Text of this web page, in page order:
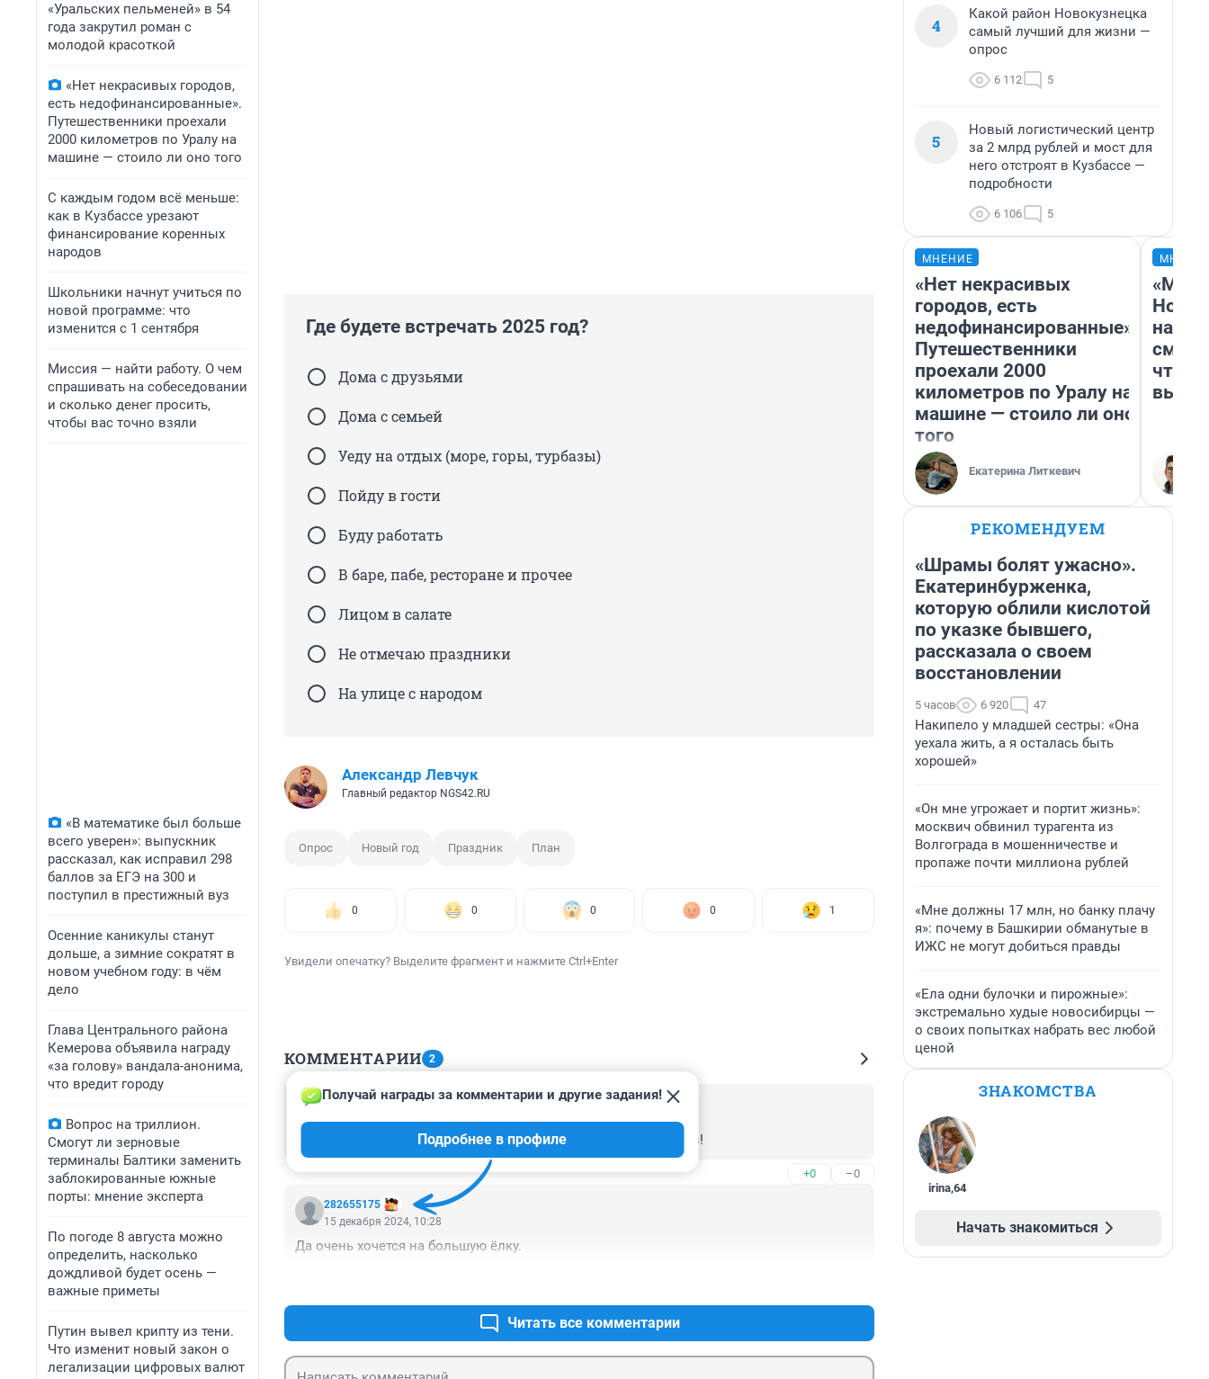
«Уральских пельменей» в 54
года закрутил роман с
молодой красоткой
«Нет некрасивых городов,
есть недофинансированные».
Путешественники проехали
2000 километров по Уралу на
машине — стоило ли оно того
С каждым годом всё меньше:
как в Кузбассе урезают
финансирование коренных
народов
Школьники начнут учиться по
новой программе: что
изменится с 1 сентября
Миссия — найти работу. О чем
спрашивать на собеседовании
и сколько денег просить,
чтобы вас точно взяли
«В математике был больше
всего уверен»: выпускник
рассказал, как исправил 298
баллов за ЕГЭ на 300 и
поступил в престижный вуз
Осенние каникулы станут
дольше, а зимние сократят в
новом учебном году: в чём
дело
Глава Центрального района
Кемерова объявила награду
«за голову» вандала-анонима,
что вредит городу
Вопрос на триллион.
Смогут ли зерновые
терминалы Балтики заменить
заблокированные южные
порты: мнение эксперта
По погоде 8 августа можно
определить, насколько
дождливой будет осень —
важные приметы
Путин вывел крипту из тени.
Что изменит новый закон о
легализации цифровых валют
Где будете встречать 2025 год?
Дома с друзьями
Дома с семьей
Уеду на отдых (море, горы, турбазы)
Пойду в гости
Буду работать
В баре, пабе, ресторане и прочее
Лицом в салате
Не отмечаю праздники
На улице с народом
Александр Левчук
Главный редактор NGS42.RU
Опрос Новый год Праздник План
0 0 0 0 1
Увидели опечатку? Выделите фрагмент и нажмите Ctrl+Enter
КОММЕНТАРИИ 2
Гость
Лучший подарок на Новый год - счастливые лица домочадцев!
+0 –0
282655175
Получай награды за комментарии и другие задания!
Подробнее в профиле
15 декабря 2024, 10:28
Да очень хочется на большую ёлку.
Читать все комментарии
4
Какой район Новокузнецка
самый лучший для жизни —
опрос
6 112 5
5
Новый логистический центр
за 2 млрд рублей и мост для
него отстроят в Кузбассе —
подробности
6 106 5
МНЕНИЕ
«Нет некрасивых
городов, есть
недофинансированные».
Путешественники
проехали 2000
километров по Уралу на
машине — стоило ли оно
того
Екатерина Литкевич
«Мы
РЕКОМЕНДУЕМ
«Шрамы болят ужасно».
Екатеринбурженка,
которую облили кислотой
по указке бывшего,
рассказала о своем
восстановлении
5 часов 6 920 47
Накипело у младшей сестры: «Она
уехала жить, а я осталась быть
хорошей»
«Он мне угрожает и портит жизнь»:
москвич обвинил турагента из
Волгограда в мошенничестве и
пропаже почти миллиона рублей
«Мне должны 17 млн, но банку плачу
я»: почему в Башкирии обманутые в
ИЖС не могут добиться правды
«Ела одни булочки и пирожные»:
экстремально худые новосибирцы —
о своих попытках набрать вес любой
ценой
ЗНАКОМСТВА
irina,64
Начать знакомиться